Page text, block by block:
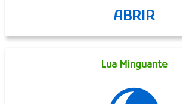
ABRIR
Família Com Homem, Mulher